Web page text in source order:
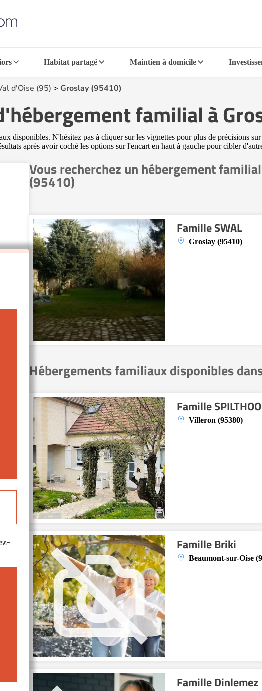
Habitat partagé Maintien à domicile
d'Oise (95) > Groslay (95410)
familial à
disponibles. N'hésitez pas à cliquer sur les vignettes pour plus de précisions
après avoir coché les options sur l'encart en haut à gauche pour cibler
Vous recherchez un hébergement
(95410)
Famille SWAL
Groslay (95410)
Hébergements familiaux disponibles
Famille
Villeron (95380)
Famille Briki
Beaumont-sur-Oise
Famille Dinlemez